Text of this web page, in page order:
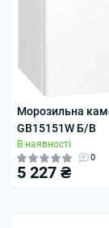
Морозильна
GB15151W Б/В
В наявності
0
5 227 ₴